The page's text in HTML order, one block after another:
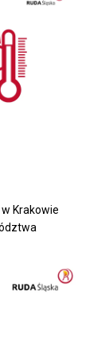
Krakowie